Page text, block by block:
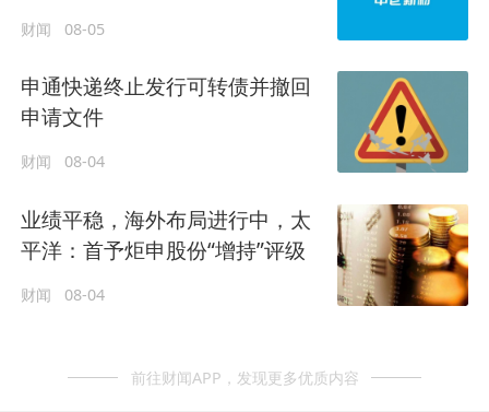
财闻 08-05
申通快递终止发行可转债并撤回
申请文件
财闻 08-04
业绩平稳，海外布局进行中，太
平洋：首予炬申股份“增持”评级
财闻 08-04
前往财闻APP，发现更多优质内容